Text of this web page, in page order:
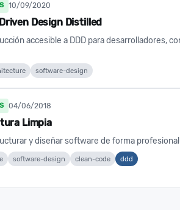
10/09/2020
Design Distilled
accesible a DDD para desarrolladores,
software-design
04/06/2018
Limpia
y diseñar software de forma
software-design clean-code ddd